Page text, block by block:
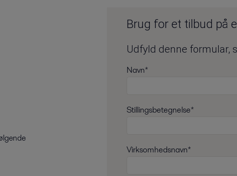
Brug for et tilbud på
Udfyld denne formular,
Navn*
Stillingsbetegnelse*
Virksomhedsnavn*